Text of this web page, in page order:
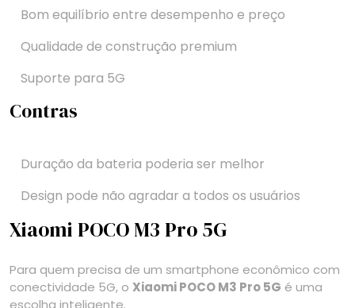
Bom equilíbrio entre desempenho e preço
Qualidade de construção premium
Suporte para 5G
Contras
Duração da bateria poderia ser melhor
Design pode não agradar a todos os usuários
Xiaomi POCO M3 Pro 5G
Para quem precisa de um smartphone econômico com
conectividade 5G, o Xiaomi POCO M3 Pro 5G é uma